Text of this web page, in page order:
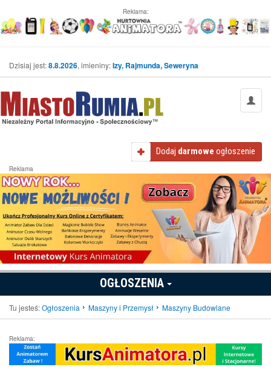
Reklama:
Dzisiaj jest:8.8.2026, imieniny:Izy, Rajmunda, Seweryna
Dodaj darmowe ogłoszenie
Reklama
OGŁOSZENIA
Tu jesteś:Ogłoszenia Maszyny i Przemysł Maszyny Budowlane
Reklama: